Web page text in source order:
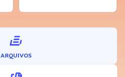
ARQUIVOS